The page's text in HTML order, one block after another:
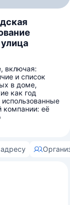
включая:
и список
в доме,
как год
использованные
её